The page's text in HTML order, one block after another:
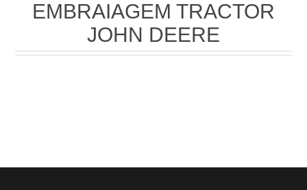
EMBRAIAGEM TRACTOR
JOHN DEERE